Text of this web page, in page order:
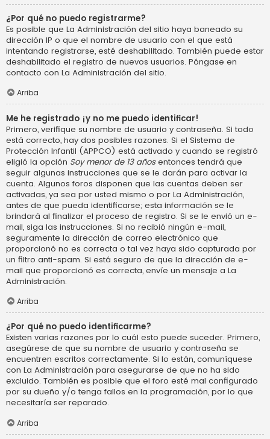
¿Por qué no puedo registrarme?
Es posible que La Administración del sitio haya baneado su
dirección IP o que el nombre de usuario con el que está
intentando registrarse, esté deshabilitado. También puede estar
deshabilitado el registro de nuevos usuarios. Póngase en
contacto con La Administración del sitio.
Arriba
Me he registrado ¡y no me puedo identificar!
Primero, verifique su nombre de usuario y contraseña. Si todo
está correcto, hay dos posibles razones. Si el Sistema de
Protección Infantil (APPCO) está activado y cuando se registró
eligió la opción Soy menor de 13 añosentonces tendrá que
seguir algunas instrucciones que se le darán para activar la
cuenta. Algunos foros disponen que las cuentas deben ser
activadas, ya sea por usted mismo o por La Administración,
antes de que pueda identificarse; esta información se le
brindará al finalizar el proceso de registro. Si se le envió un e-
mail, siga las instrucciones. Si no recibió ningún e-mail,
seguramente la dirección de correo electrónico que
proporcionó no es correcta o tal vez haya sido capturada por
un filtro anti-spam. Si está seguro de que la dirección de e-
mail que proporcionó es correcta, envíe un mensaje a La
Administración.
Arriba
¿Por qué no puedo identificarme?
Existen varias razones por lo cuál esto puede suceder. Primero,
asegúrese de que su nombre de usuario y contraseña se
encuentren escritos correctamente. Si lo están, comuníquese
con La Administración para asegurarse de que no ha sido
excluido. También es posible que el foro esté mal configurado
por su dueño y/o tenga fallos en la programación, por lo que
necesitaría ser reparado.
Arriba